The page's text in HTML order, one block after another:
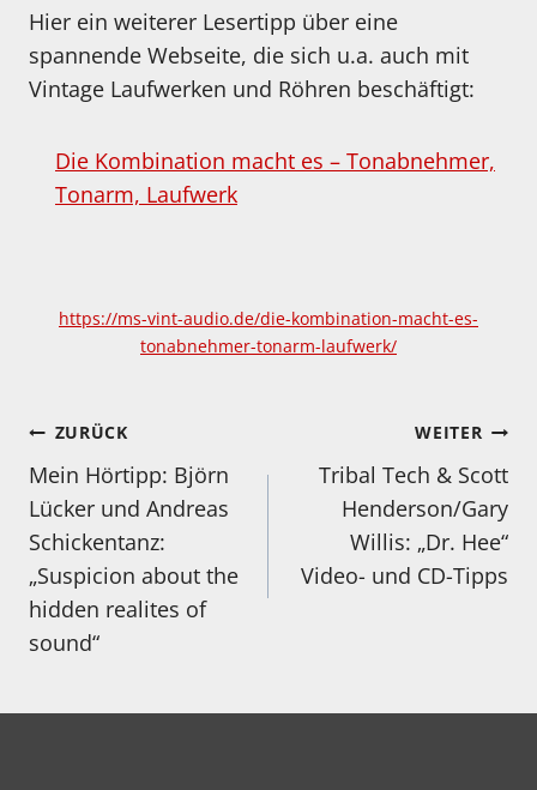
Hier ein weiterer Lesertipp über eine
spannende Webseite, die sich u.a. auch mit
Vintage Laufwerken und Röhren beschäftigt:
Die Kombination macht es – Tonabnehmer,
Tonarm, Laufwerk
https://ms-vint-audio.de/die-kombination-macht-es-
tonabnehmer-tonarm-laufwerk/
Beitragsnavigation
ZURÜCK
Mein Hörtipp: Björn
Lücker und Andreas
Schickentanz:
„Suspicion about the
hidden realites of
sound“
WEITER
Tribal Tech & Scott
Henderson/Gary
Willis: „Dr. Hee“
Video- und CD-Tipps